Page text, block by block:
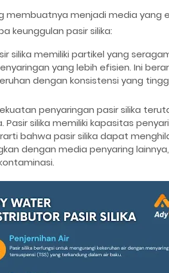
membuatnya menjadi media yang
keunggulan pasir silika:
silika memiliki partikel yang
yang lebih efisien. Ini
dengan konsistensi yang
penyaringan pasir silika
silika memiliki kapasitas
bahwa pasir silika dapat
dengan media penyaring